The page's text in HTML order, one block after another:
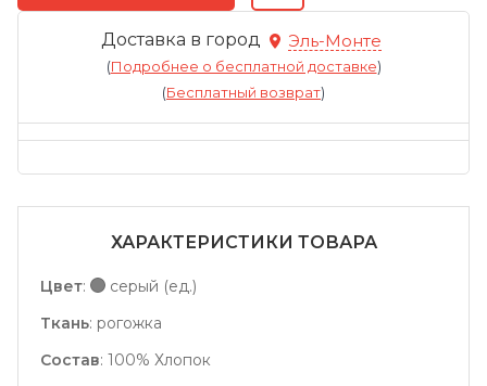
Доставка в город Эль-Монте
(Подробнее о бесплатной доставке)
(Бесплатный возврат)
ХАРАКТЕРИСТИКИ ТОВАРА
Цвет:
серый (ед.)
Ткань: рогожка
Состав: 100% Хлопок